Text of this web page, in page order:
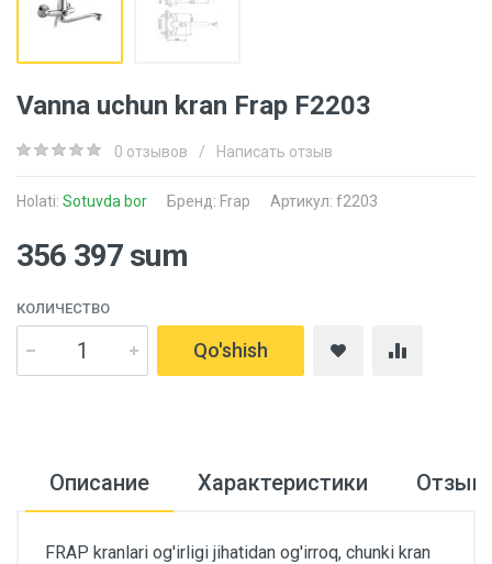
Vanna uchun kran Frap F2203
0 отзывов / Написать отзыв
Holati: Sotuvda bor Бренд: Frap Артикул: f2203
356 397 sum
КОЛИЧЕСТВО
Qo'shish
Описание Характеристики
FRAP kranlari og'irligi jihatidan og'irroq, chunki kran